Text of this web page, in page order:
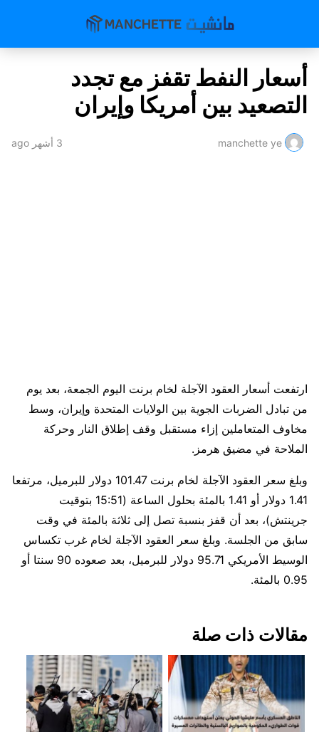
أسعار النفط تقفز مع تجدد
التصعيد بين أمريكا وإيران
manchette ye 3 أشهر ago
ارتفعت أسعار العقود الآجلة لخام برنت اليوم الجمعة، بعد يوم ​
من تبادل الضربات الجوية بين الولايات المتحدة وإيران، وسط
‌مخاوف المتعاملين إزاء مستقبل وقف إطلاق النار وحركة
الملاحة في مضيق هرمز.
وبلغ سعر العقود الآجلة لخام برنت 101.47 دولار للبرميل، مرتفعا
1.41 دولار أو 1.41 بالمئة بحلول الساعة (15:51 بتوقيت
جرينتش)، بعد أن قفز بنسبة تصل إلى ثلاثة بالمئة في وقت
سابق من الجلسة. ⁠وبلغ سعر العقود الآجلة لخام غرب تكساس
الوسيط الأمريكي 95.71 دولار للبرميل، بعد صعوده 90 سنتا أو
0.95 بالمئة.
مقالات ذات صلة